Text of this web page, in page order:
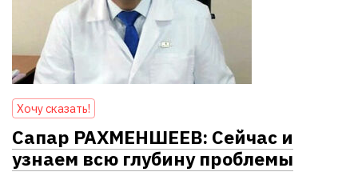
Хочу сказать!
Сапар РАХМЕНШЕЕВ: Сейчас и
узнаем всю глубину проблемы